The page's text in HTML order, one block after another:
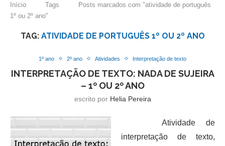
Início Tags
Posts marcados com "atividade de português
1º ou 2º ano"
TAG: ATIVIDADE DE PORTUGUÊS 1º OU 2º ANO
1º ano 2º ano Atividades Interpretação de texto
INTERPRETAÇÃO DE TEXTO: NADA DE SUJEIRA
– 1º OU 2º ANO
escrito por Helia Pereira
Atividade de
interpretação de texto,